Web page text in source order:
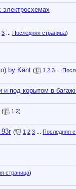
3 Последняя страница)
by Kant ( 1 2 3
и под корытом в
( 1 2)
( 1 2 3
Последняя
страница)